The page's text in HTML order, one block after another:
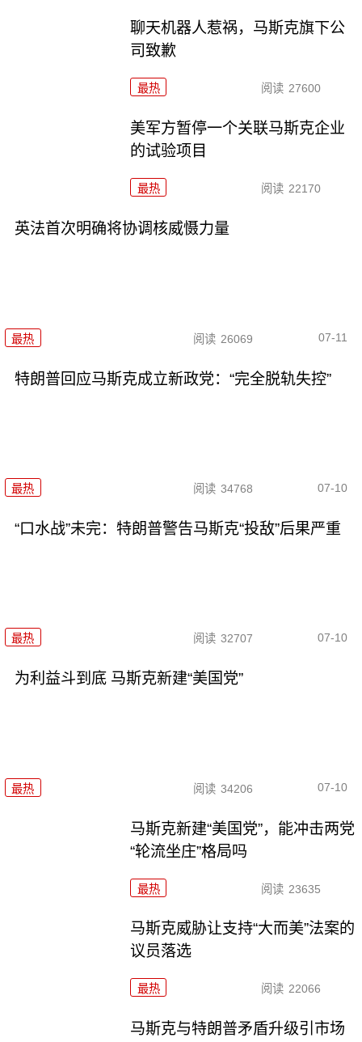
聊天机器人惹祸，马斯克旗下公
司致歉
最热 阅读 27600
美军方暂停一个关联马斯克企业
的试验项目
最热 阅读 22170
英法首次明确将协调核威慑力量
最热 阅读 26069 07-11
特朗普回应马斯克成立新政党：“完全脱轨失控”
最热 阅读 34768 07-10
“口水战”未完：特朗普警告马斯克“投敌”后果严重
最热 阅读 32707 07-10
为利益斗到底 马斯克新建“美国党”
最热 阅读 34206 07-10
马斯克新建“美国党”，能冲击两党
“轮流坐庄”格局吗
最热 阅读 23635
马斯克威胁让支持“大而美”法案的
议员落选
最热 阅读 22066
马斯克与特朗普矛盾升级引市场